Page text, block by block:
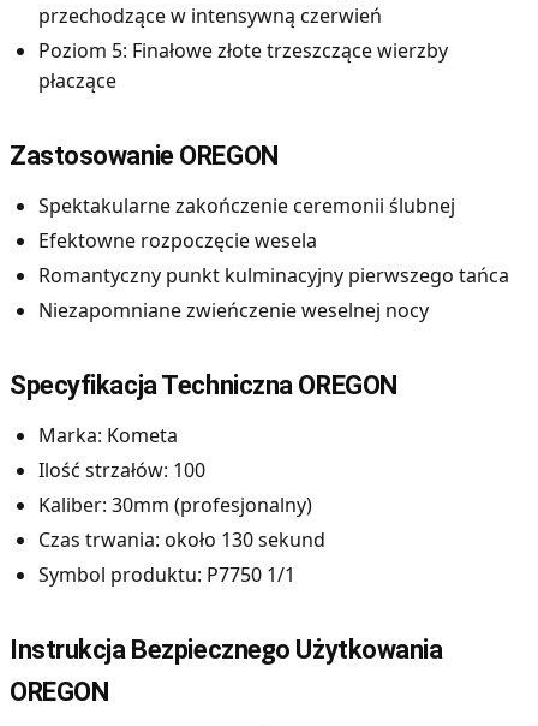
przechodzące w intensywną czerwień
Poziom 5: Finałowe złote trzeszczące wierzby
płaczące
Zastosowanie OREGON
Spektakularne zakończenie ceremonii ślubnej
Efektowne rozpoczęcie wesela
Romantyczny punkt kulminacyjny pierwszego tańca
Niezapomniane zwieńczenie weselnej nocy
Specyfikacja Techniczna OREGON
Marka: Kometa
Ilość strzałów: 100
Kaliber: 30mm (profesjonalny)
Czas trwania: około 130 sekund
Symbol produktu: P7750 1/1
Instrukcja Bezpiecznego Użytkowania
OREGON